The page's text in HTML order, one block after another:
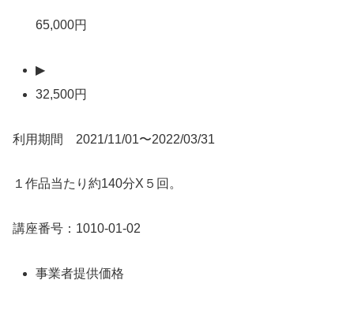
65,000円
▶
32,500円
利用期間 2021/11/01〜2022/03/31
１作品当たり約140分X５回。
講座番号：1010-01-02
事業者提供価格